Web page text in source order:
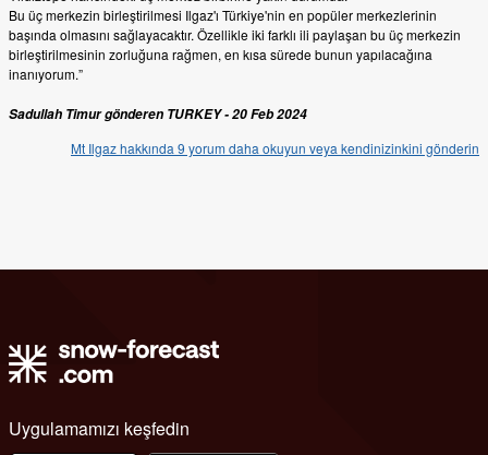
Bu üç merkezin birleştirilmesi Ilgaz'ı Türkiye'nin en popüler merkezlerinin
başında olmasını sağlayacaktır. Özellikle iki farklı ili paylaşan bu üç merkezin
birleştirilmesinin zorluğuna rağmen, en kısa sürede bunun yapılacağına
inanıyorum.”
Sadullah Timur gönderen TURKEY - 20 Feb 2024
Mt Ilgaz hakkında 9 yorum daha okuyun veya kendinizinkini gönderin
Uygulamamızı keşfedin